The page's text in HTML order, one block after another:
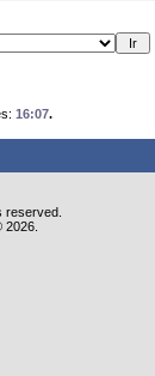
16:07.
reserved.